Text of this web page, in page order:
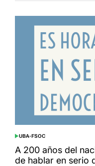
POSTED
IN
UBA-FSOC
A 200 años del
de hablar en serio